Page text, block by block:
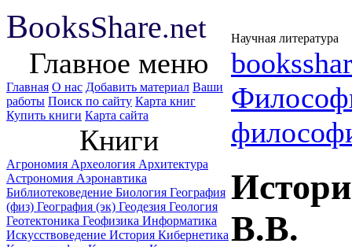
BooksShare.net Научная литература
Главное меню
Главная О нас Добавить материал Ваши
работы Поиск по сайту Карта книг
Купить книги Карта сайта
Книги
Агрономия Археология Архитектура
Астрономия Аэронавтика
Библиотековедение Биология География
(физ) География (эк) Геодезия Геология
Геотектоника Геофизика Информатика
Искусствоведение История Кибернетика B.B.